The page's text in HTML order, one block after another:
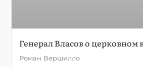
Генерал Власов о церковном
Роман Вершилло